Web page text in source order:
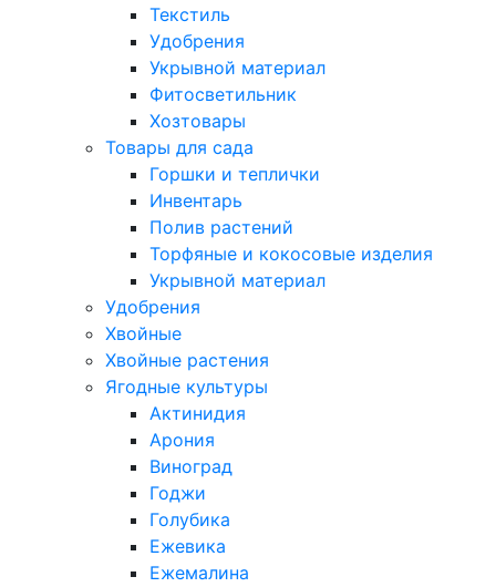
Текстиль
Удобрения
Укрывной материал
Фитосветильник
Хозтовары
Товары для сада
Горшки и теплички
Инвентарь
Полив растений
Торфяные и кокосовые изделия
Укрывной материал
Удобрения
Хвойные
Хвойные растения
Ягодные культуры
Актинидия
Арония
Виноград
Годжи
Голубика
Ежевика
Ежемалина